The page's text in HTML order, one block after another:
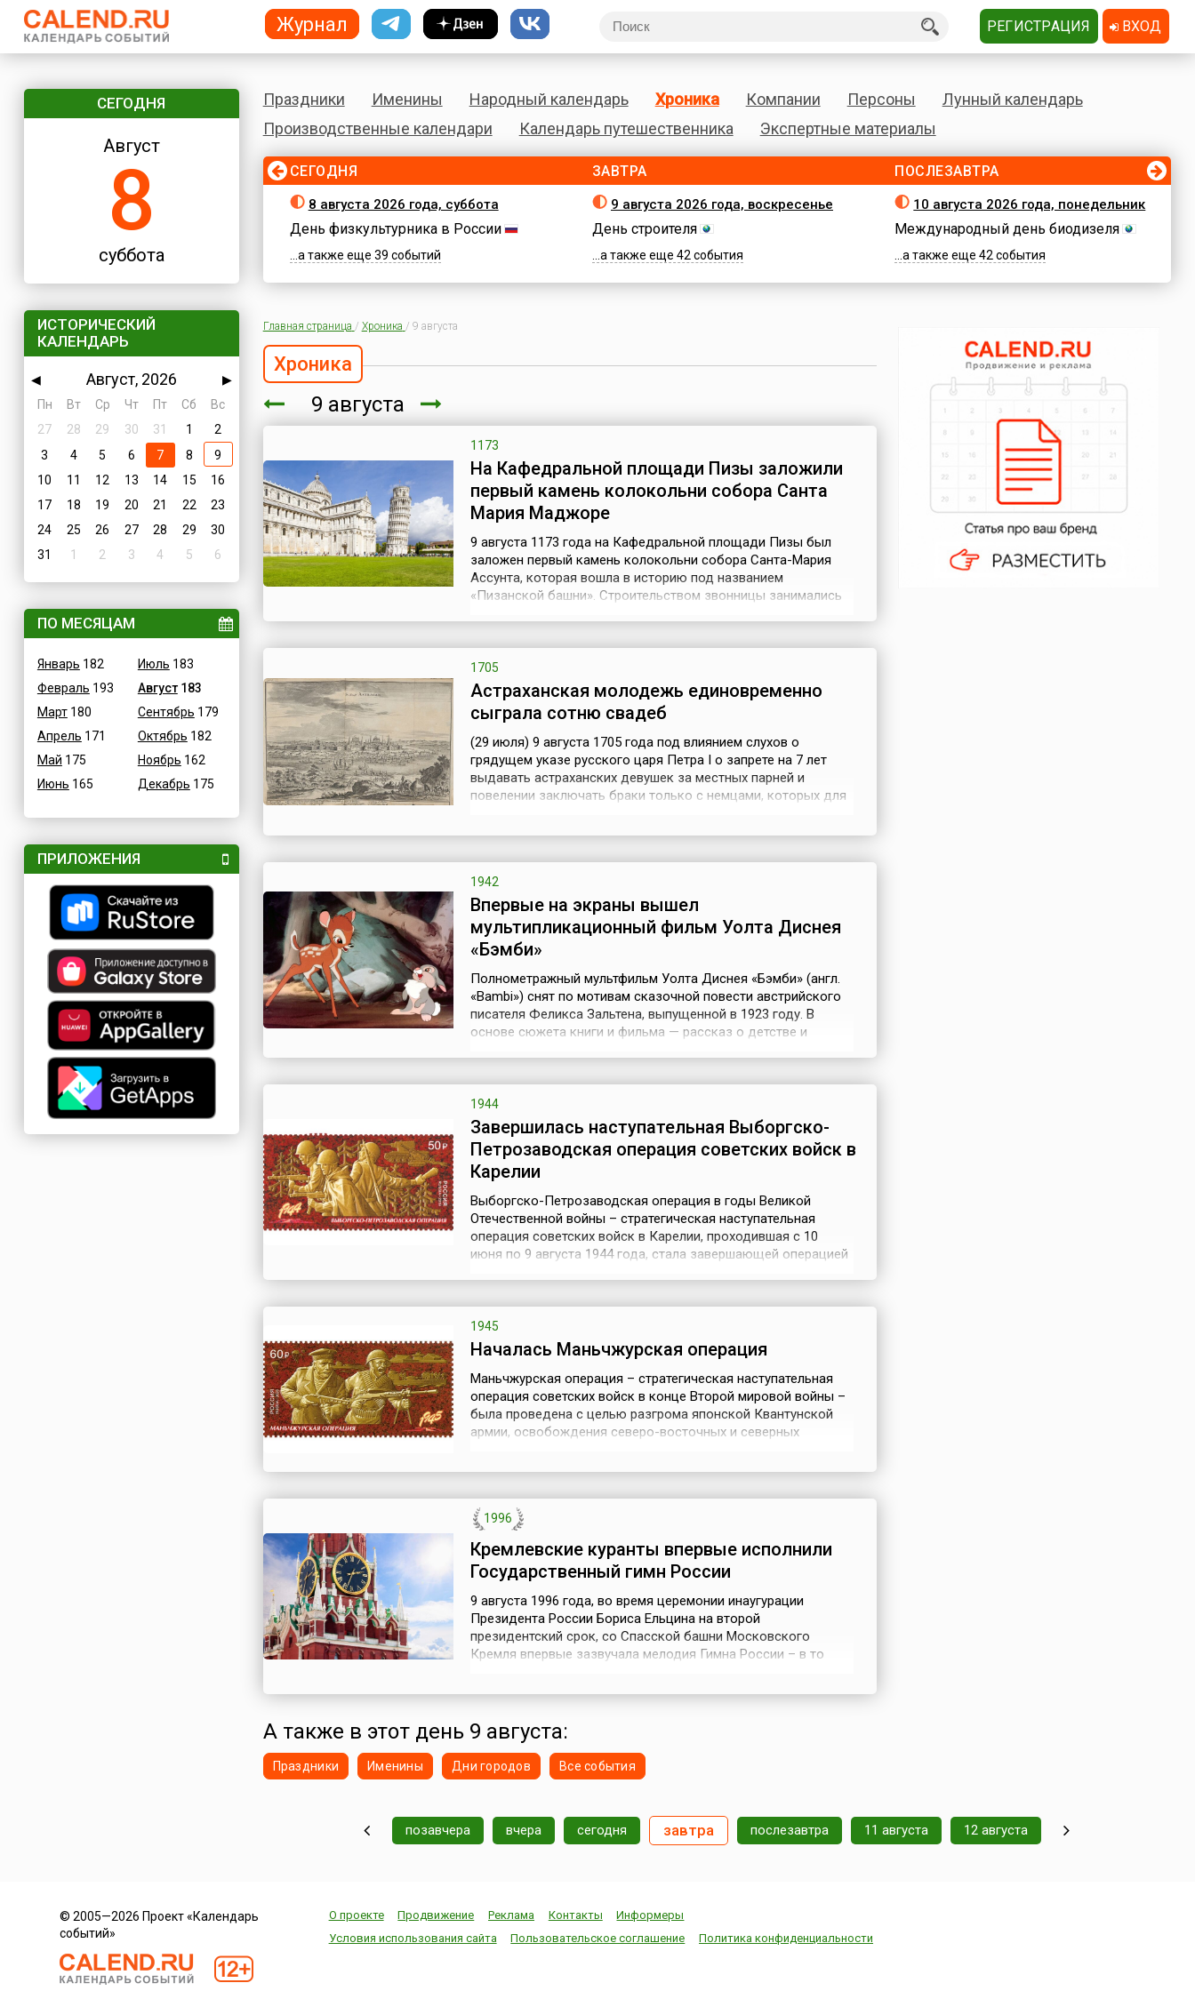
СЕГОДНЯ
Август
8
суббота
ИСТОРИЧЕСКИЙ
КАЛЕНДАРЬ
◀ Август, 2026
▶
Пн
Вт Ср Чт Пт Сб
Вс
27
28 29 30 31 1
2
3
4 5 6 7 8
9
10
11 12 13 14 15
16
17
18 19 20 21 22
23
24
25 26 27 28 29
30
31
1 2 3 4 5 6
ПО МЕСЯЦАМ
Январь 182
Февраль 193
Март180
Апрель 171
Май 175
Июнь 165
Июль 183
Август183
Сентябрь 179
Октябрь 182
Ноябрь 162
Декабрь 175
ПРИЛОЖЕНИЯ
Праздники Именины Народный календарь Хроника Компании Персоны
Лунный календарь
Производственные календари
Календарь путешественника Экспертные материалы
СЕГОДНЯ
8 августа 2026 года, суббота
День физкультурника в России
...а также еще 39 событий
ЗАВТРА
9 августа 2026 года, воскресенье
День строителя
...а также еще 42 события
ПОСЛЕЗАВТРА
10 августа 2026 года, понедельник
Международный день биодизеля
...а также еще 42 события
Главная страница / Хроника / 9 августа
Хроника
9 августа
1173
На Кафедральной площади Пизы заложили
первый камень колокольни собора Санта
Мария Маджоре
9 августа 1173 года на Кафедральной площади Пизы был
заложен первый камень колокольни собора Санта-Мария
Ассунта, которая вошла в историю под названием
«Пизанской башни». Строительством звонницы занимались
колоннадных кольца, Бонанно обнаружил, что колокольня
отклонилась от вертикали на четыре сантиме...
1705
Астраханская молодежь единовременно
сыграла сотню свадеб
(29 июля) 9 августа 1705 года под влиянием слухов о
грядущем указе русского царя Петра I о запрете на 7 лет
выдавать астраханских девушек за местных парней и
повелении заключать браки только с немцами, которых для
иноземцев, переросшую во всенародное выс...
1942
Впервые на экраны вышел
мультипликационный фильм Уолта Диснея
«Бэмби»
Полнометражный мультфильм Уолта Диснея «Бэмби» (англ.
«Bambi») снят по мотивам сказочной повести австрийского
писателя Феликса Зальтена, выпущенной в 1923 году. В
основе сюжета книги и фильма — рассказ о детстве и
друзьях и злобных недругах. Дисней начал создавать
картину в 1936 году, но и...
1944
Завершилась наступательная Выборгско-
Петрозаводская операция советских войск в
Карелии
Выборгско-Петрозаводская операция в годы Великой
Отечественной войны – стратегическая наступательная
операция советских войск в Карелии, проходившая с 10
июня по 9 августа 1944 года, стала завершающей операцией
Финляндии из войны.Успехи советских войск во время
зимней кампании 1944 года ...
1945
Началась Маньчжурская операция
Маньчжурская операция – стратегическая наступательная
операция советских войск в конце Второй мировой войны –
была проведена с целью разгрома японской Квантунской
армии, освобождения северо-восточных и северных
азиатском континенте. Также о...
1996
Кремлевские куранты впервые исполнили
Государственный гимн России
9 августа 1996 года, во время церемонии инаугурации
Президента России Бориса Ельцина на второй
президентский срок, со Спасской башни Московского
Кремля впервые зазвучала мелодия Гимна России – в то
которых в 1625 году русские каменщики со...
А также в этот день 9 августа:
Праздники Именины Дни городов Все события
позавчера вчера cегодня завтра послезавтра 11 августа 12 августа
© 2005—2026 Проект «Календарь
событий»
О проекте Продвижение Реклама Контакты
Информеры
Условия использования сайта
Пользовательское соглашение Политика конфиденциальности
Журнал РЕГИСТРАЦИЯ ВХОД